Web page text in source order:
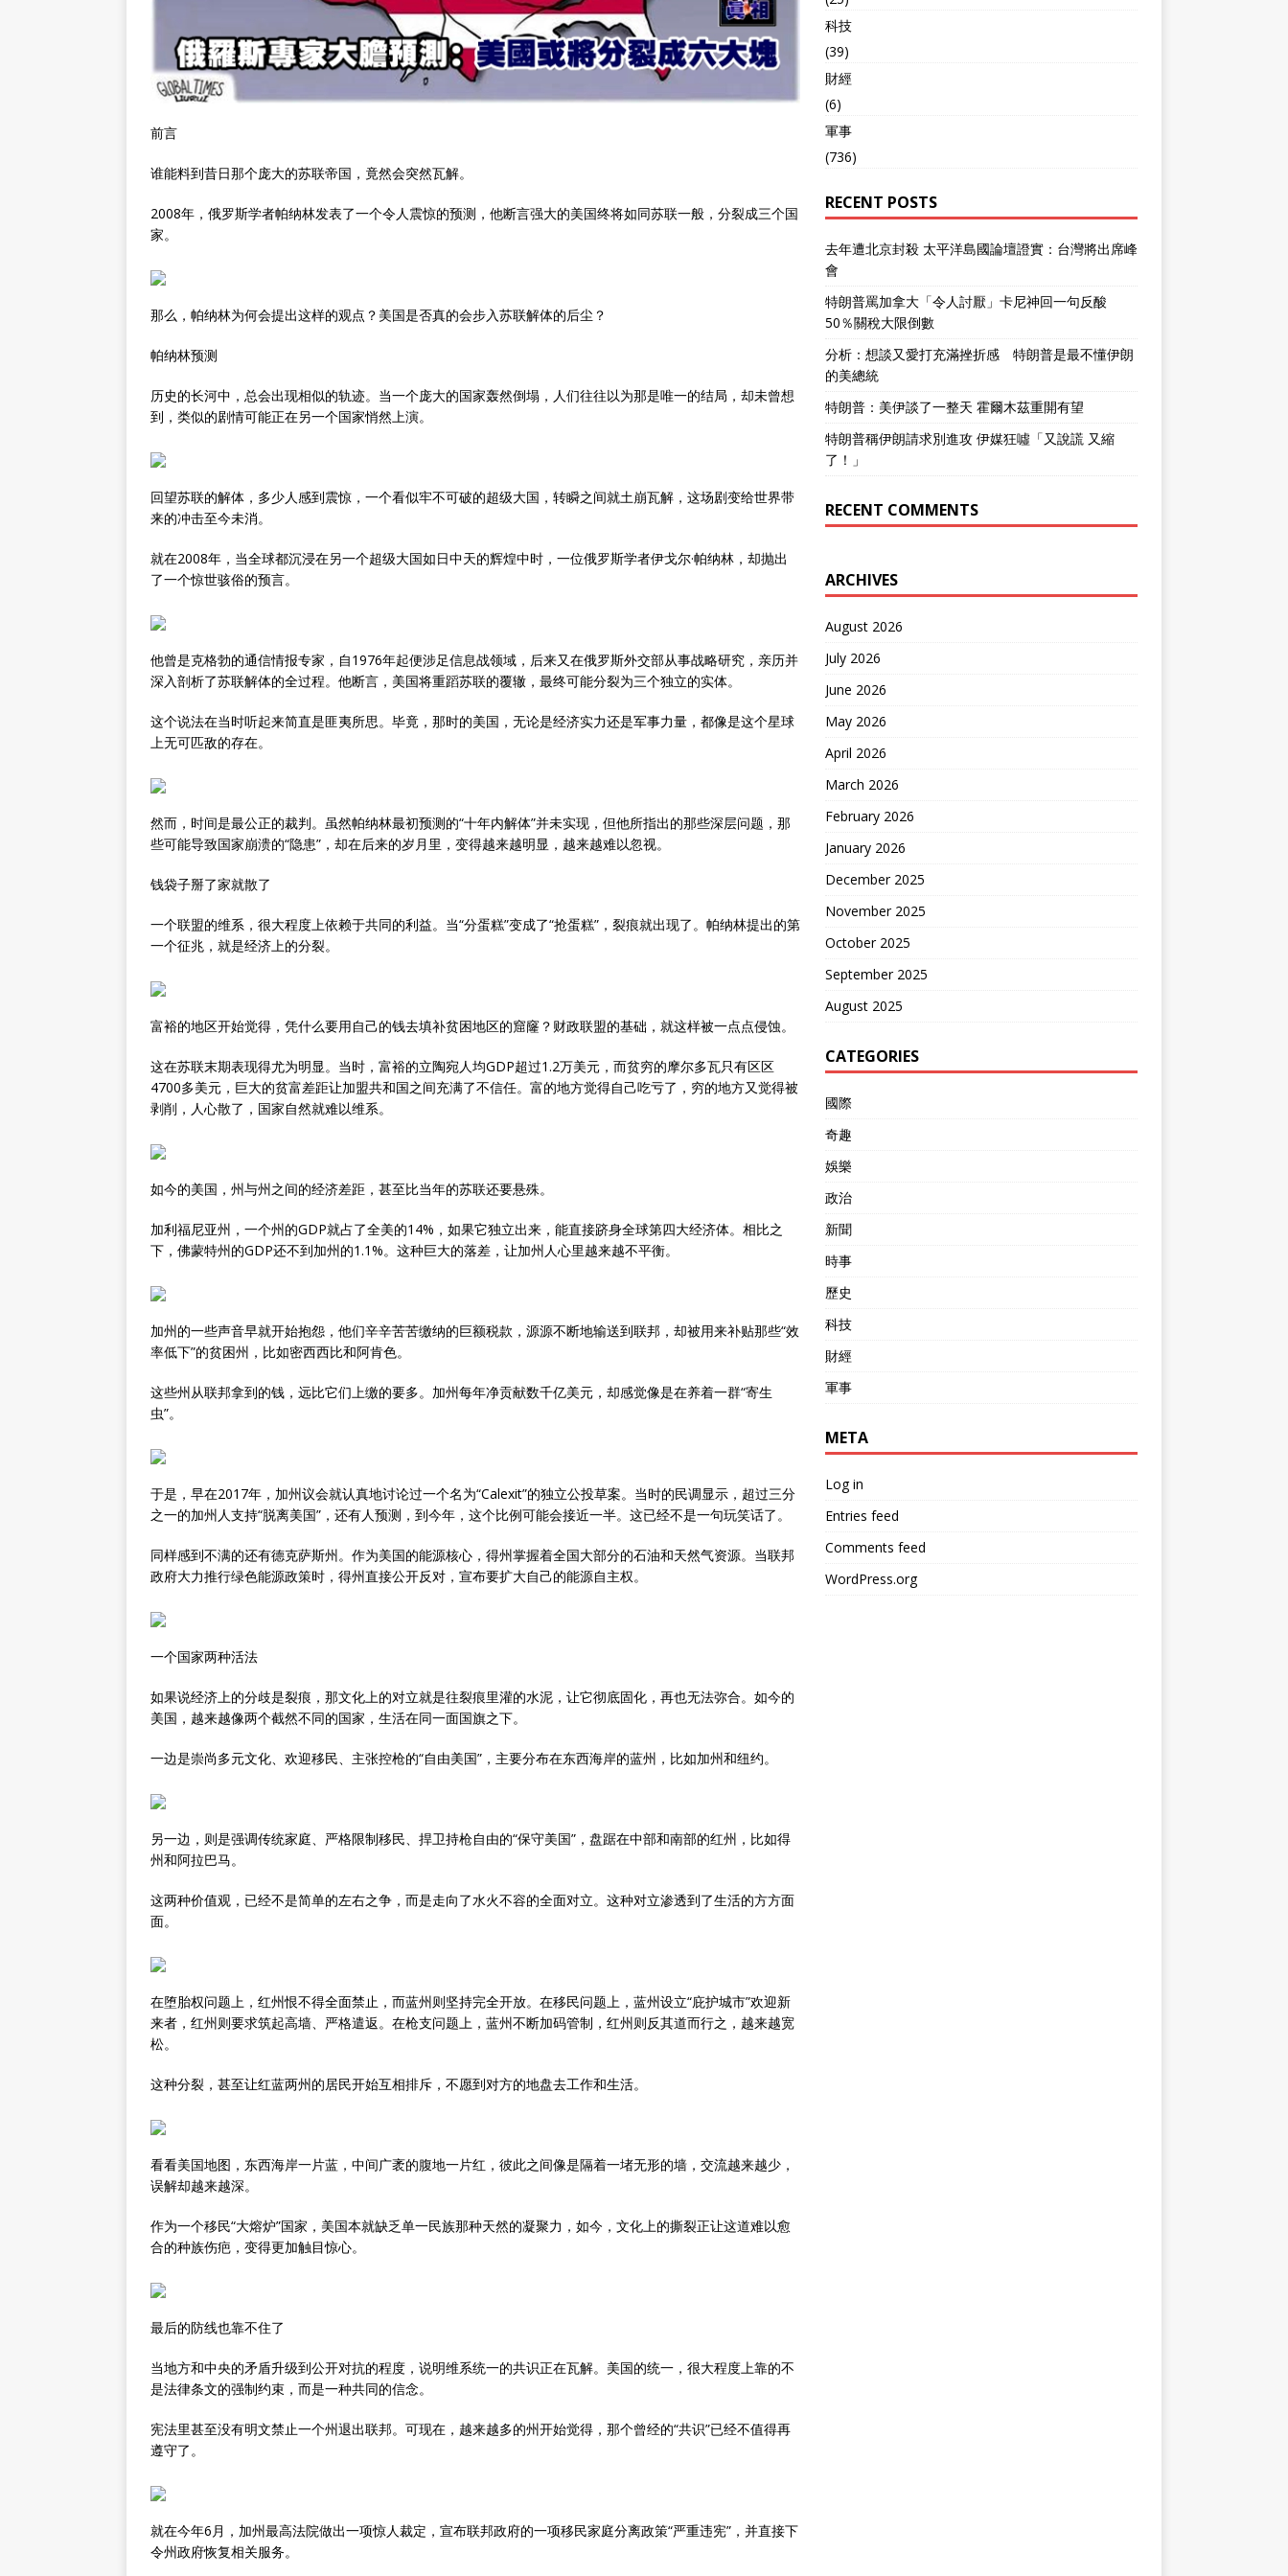
前言
谁能料到昔日那个庞大的苏联帝国，竟然会突然瓦解。
2008年，俄罗斯学者帕纳林发表了一个令人震惊的预测，他断言强大的美国终将如同苏联一般，分裂成三个国
家。
那么，帕纳林为何会提出这样的观点？美国是否真的会步入苏联解体的后尘？
帕纳林预测
历史的长河中，总会出现相似的轨迹。当一个庞大的国家轰然倒塌，人们往往以为那是唯一的结局，却未曾想
到，类似的剧情可能正在另一个国家悄然上演。
回望苏联的解体，多少人感到震惊，一个看似牢不可破的超级大国，转瞬之间就土崩瓦解，这场剧变给世界带
来的冲击至今未消。
就在2008年，当全球都沉浸在另一个超级大国如日中天的辉煌中时，一位俄罗斯学者伊戈尔·帕纳林，却抛出
了一个惊世骇俗的预言。
他曾是克格勃的通信情报专家，自1976年起便涉足信息战领域，后来又在俄罗斯外交部从事战略研究，亲历并
深入剖析了苏联解体的全过程。他断言，美国将重蹈苏联的覆辙，最终可能分裂为三个独立的实体。
这个说法在当时听起来简直是匪夷所思。毕竟，那时的美国，无论是经济实力还是军事力量，都像是这个星球
上无可匹敌的存在。
然而，时间是最公正的裁判。虽然帕纳林最初预测的“十年内解体”并未实现，但他所指出的那些深层问题，那
些可能导致国家崩溃的“隐患”，却在后来的岁月里，变得越来越明显，越来越难以忽视。
钱袋子掰了家就散了
一个联盟的维系，很大程度上依赖于共同的利益。当“分蛋糕”变成了“抢蛋糕”，裂痕就出现了。帕纳林提出的第
一个征兆，就是经济上的分裂。
富裕的地区开始觉得，凭什么要用自己的钱去填补贫困地区的窟窿？财政联盟的基础，就这样被一点点侵蚀。
这在苏联末期表现得尤为明显。当时，富裕的立陶宛人均GDP超过1.2万美元，而贫穷的摩尔多瓦只有区区
4700多美元，巨大的贫富差距让加盟共和国之间充满了不信任。富的地方觉得自己吃亏了，穷的地方又觉得被
剥削，人心散了，国家自然就难以维系。
如今的美国，州与州之间的经济差距，甚至比当年的苏联还要悬殊。
加利福尼亚州，一个州的GDP就占了全美的14%，如果它独立出来，能直接跻身全球第四大经济体。相比之
下，佛蒙特州的GDP还不到加州的1.1%。这种巨大的落差，让加州人心里越来越不平衡。
加州的一些声音早就开始抱怨，他们辛辛苦苦缴纳的巨额税款，源源不断地输送到联邦，却被用来补贴那些“效
率低下”的贫困州，比如密西西比和阿肯色。
这些州从联邦拿到的钱，远比它们上缴的要多。加州每年净贡献数千亿美元，却感觉像是在养着一群“寄生
虫”。
于是，早在2017年，加州议会就认真地讨论过一个名为“Calexit”的独立公投草案。当时的民调显示，超过三分
之一的加州人支持“脱离美国”，还有人预测，到今年，这个比例可能会接近一半。这已经不是一句玩笑话了。
同样感到不满的还有德克萨斯州。作为美国的能源核心，得州掌握着全国大部分的石油和天然气资源。当联邦
政府大力推行绿色能源政策时，得州直接公开反对，宣布要扩大自己的能源自主权。
一个国家两种活法
如果说经济上的分歧是裂痕，那文化上的对立就是往裂痕里灌的水泥，让它彻底固化，再也无法弥合。如今的
美国，越来越像两个截然不同的国家，生活在同一面国旗之下。
一边是崇尚多元文化、欢迎移民、主张控枪的“自由美国”，主要分布在东西海岸的蓝州，比如加州和纽约。
另一边，则是强调传统家庭、严格限制移民、捍卫持枪自由的“保守美国”，盘踞在中部和南部的红州，比如得
州和阿拉巴马。
这两种价值观，已经不是简单的左右之争，而是走向了水火不容的全面对立。这种对立渗透到了生活的方方面
面。
在堕胎权问题上，红州恨不得全面禁止，而蓝州则坚持完全开放。在移民问题上，蓝州设立“庇护城市”欢迎新
来者，红州则要求筑起高墙、严格遣返。在枪支问题上，蓝州不断加码管制，红州则反其道而行之，越来越宽
松。
这种分裂，甚至让红蓝两州的居民开始互相排斥，不愿到对方的地盘去工作和生活。
看看美国地图，东西海岸一片蓝，中间广袤的腹地一片红，彼此之间像是隔着一堵无形的墙，交流越来越少，
误解却越来越深。
作为一个移民“大熔炉”国家，美国本就缺乏单一民族那种天然的凝聚力，如今，文化上的撕裂正让这道难以愈
合的种族伤疤，变得更加触目惊心。
最后的防线也靠不住了
当地方和中央的矛盾升级到公开对抗的程度，说明维系统一的共识正在瓦解。美国的统一，很大程度上靠的不
是法律条文的强制约束，而是一种共同的信念。
宪法里甚至没有明文禁止一个州退出联邦。可现在，越来越多的州开始觉得，那个曾经的“共识”已经不值得再
遵守了。
就在今年6月，加州最高法院做出一项惊人裁定，宣布联邦政府的一项移民家庭分离政策“严重违宪”，并直接下
令州政府恢复相关服务。
科技
(39)
財經
(6)
軍事
(736)
RECENT POSTS
去年遭北京封殺 太平洋島國論壇證實：台灣將出席峰
會
特朗普罵加拿大「令人討厭」卡尼神回一句反酸
50％關稅大限倒數
分析：想談又愛打充滿挫折感 特朗普是最不懂伊朗
的美總統
特朗普：美伊談了一整天 霍爾木茲重開有望
特朗普稱伊朗請求別進攻 伊媒狂噓「又說謊 又縮
了！」
RECENT COMMENTS
ARCHIVES
August 2026
July 2026
June 2026
May 2026
April 2026
March 2026
February 2026
January 2026
December 2025
November 2025
October 2025
September 2025
August 2025
CATEGORIES
國際
奇趣
娛樂
政治
新聞
時事
歷史
科技
財經
軍事
META
Log in
Entries feed
Comments feed
WordPress.org